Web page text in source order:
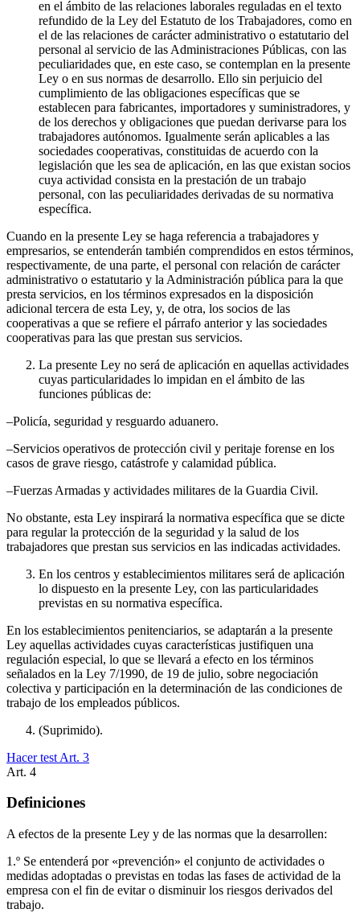
en el ámbito de las relaciones laborales reguladas en el texto
refundido de la Ley del Estatuto de los Trabajadores, como en
el de las relaciones de carácter administrativo o estatutario del
personal al servicio de las Administraciones Públicas, con las
peculiaridades que, en este caso, se contemplan en la presente
Ley o en sus normas de desarrollo. Ello sin perjuicio del
cumplimiento de las obligaciones específicas que se
establecen para fabricantes, importadores y suministradores, y
de los derechos y obligaciones que puedan derivarse para los
trabajadores autónomos. Igualmente serán aplicables a las
sociedades cooperativas, constituidas de acuerdo con la
legislación que les sea de aplicación, en las que existan socios
cuya actividad consista en la prestación de un trabajo
personal, con las peculiaridades derivadas de su normativa
específica.
Cuando en la presente Ley se haga referencia a trabajadores y
empresarios, se entenderán también comprendidos en estos términos,
respectivamente, de una parte, el personal con relación de carácter
administrativo o estatutario y la Administración pública para la que
presta servicios, en los términos expresados en la disposición
adicional tercera de esta Ley, y, de otra, los socios de las
cooperativas a que se refiere el párrafo anterior y las sociedades
cooperativas para las que prestan sus servicios.
La presente Ley no será de aplicación en aquellas actividades
cuyas particularidades lo impidan en el ámbito de las
funciones públicas de:
–Policía, seguridad y resguardo aduanero.
–Servicios operativos de protección civil y peritaje forense en los
casos de grave riesgo, catástrofe y calamidad pública.
–Fuerzas Armadas y actividades militares de la Guardia Civil.
No obstante, esta Ley inspirará la normativa específica que se dicte
para regular la protección de la seguridad y la salud de los
trabajadores que prestan sus servicios en las indicadas actividades.
En los centros y establecimientos militares será de aplicación
lo dispuesto en la presente Ley, con las particularidades
previstas en su normativa específica.
En los establecimientos penitenciarios, se adaptarán a la presente
Ley aquellas actividades cuyas características justifiquen una
regulación especial, lo que se llevará a efecto en los términos
señalados en la Ley 7/1990, de 19 de julio, sobre negociación
colectiva y participación en la determinación de las condiciones de
trabajo de los empleados públicos.
(Suprimido).
Hacer test Art. 3
Art. 4
Definiciones
A efectos de la presente Ley y de las normas que la desarrollen:
1.º Se entenderá por «prevención» el conjunto de actividades o
medidas adoptadas o previstas en todas las fases de actividad de la
empresa con el fin de evitar o disminuir los riesgos derivados del
trabajo.